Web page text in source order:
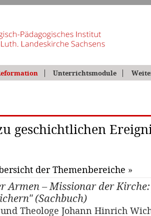
Unterrichtsmodule
geschichtlichen
der Themenbereiche »
Armen – Missionar der
(Sachbuch)
Theologe Johann Hinrich